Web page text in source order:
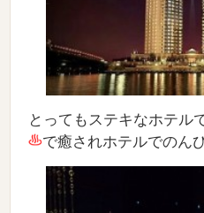
とってもステキなホテル
で癒されホテルでのん